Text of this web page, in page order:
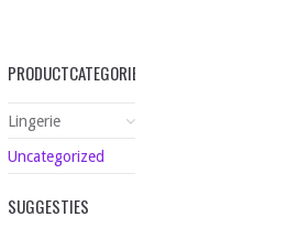
PRODUCTCATEGORIEËN
Lingerie
Uncategorized
SUGGESTIES